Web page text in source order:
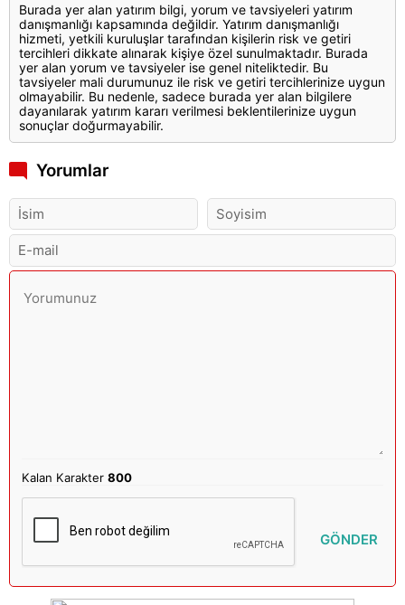
Burada yer alan yatırım bilgi, yorum ve tavsiyeleri yatırım
danışmanlığı kapsamında değildir. Yatırım danışmanlığı
hizmeti, yetkili kuruluşlar tarafından kişilerin risk ve getiri
tercihleri dikkate alınarak kişiye özel sunulmaktadır. Burada
yer alan yorum ve tavsiyeler ise genel niteliktedir. Bu
tavsiyeler mali durumunuz ile risk ve getiri tercihlerinize uygun
olmayabilir. Bu nedenle, sadece burada yer alan bilgilere
dayanılarak yatırım kararı verilmesi beklentilerinize uygun
sonuçlar doğurmayabilir.
Yorumlar
Kalan Karakter800
GÖNDER